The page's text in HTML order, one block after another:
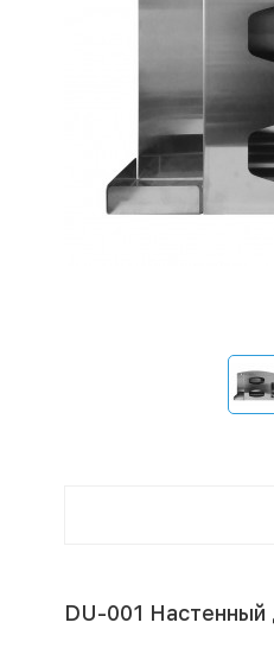
DU-001 Настенный